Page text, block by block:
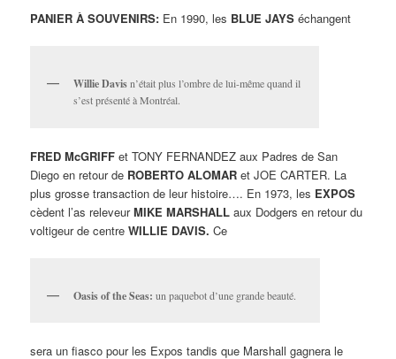
PANIER À SOUVENIRS: En 1990, les BLUE JAYS échangent
Willie Davisn’était plus l’ombre de lui-même quand il
s’est présenté à Montréal.
FRED McGRIFF et TONY FERNANDEZ aux Padres de San
Diego en retour de ROBERTO ALOMAR et JOE CARTER. La
plus grosse transaction de leur histoire…. En 1973, les EXPOS
cèdent l’as releveurMIKE MARSHALL aux Dodgers en retour du
voltigeur de centreWILLIE DAVIS. Ce
Oasis of the Seas: un paquebot d’une grande beauté.
sera un fiasco pour les Expos tandis que Marshall gagnera le